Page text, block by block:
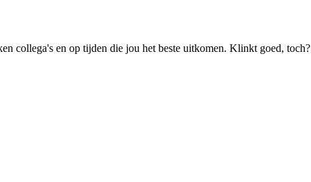
collega's en op tijden die jou het beste uitkomen. Klinkt goed, toch?